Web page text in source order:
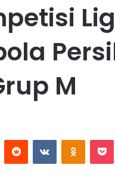
M
Reddit VKontakte